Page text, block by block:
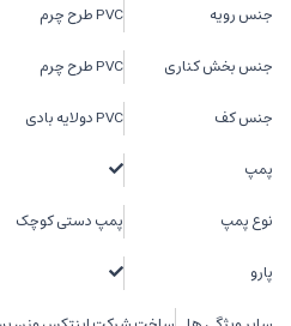
جنس رویه PVC طرح چرم
جنس بخش کناری PVC طرح چرم
جنس کف PVC دولایه بادی
پمپ
نوع پمپ پمپ دستی کوچک
پارو